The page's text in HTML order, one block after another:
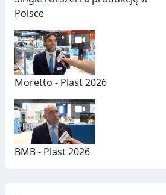
Polsce
Moretto - Plast 2026
BMB - Plast 2026